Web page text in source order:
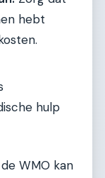
hebt
hulp
WMO kan